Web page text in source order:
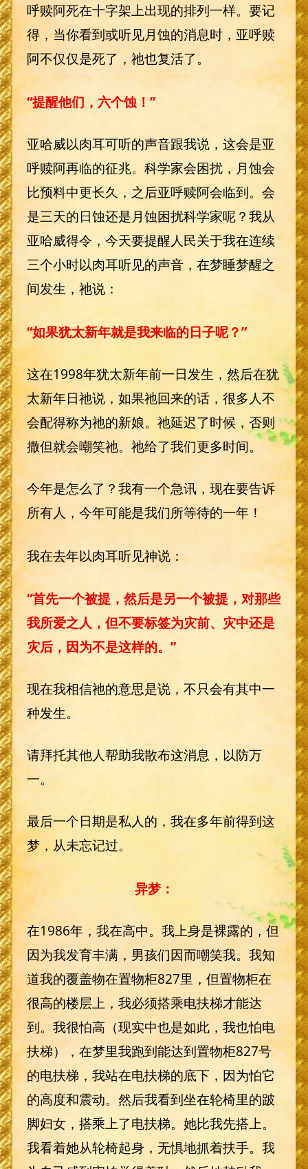
呼赎阿死在十字架上出现的排列一样。要记
得，当你看到或听见月蚀的消息时，亚呼赎
阿不仅仅是死了，祂也复活了。
“提醒他们，六个蚀！”
亚哈威以肉耳可听的声音跟我说，这会是亚
呼赎阿再临的征兆。科学家会困扰，月蚀会
比预料中更长久，之后亚呼赎阿会临到。会
是三天的日蚀还是月蚀困扰科学家呢？我从
亚哈威得令，今天要提醒人民关于我在连续
三个小时以肉耳听见的声音，在梦睡梦醒之
间发生，祂说：
“如果犹太新年就是我来临的日子呢？”
这在1998年犹太新年前一日发生，然后在犹
太新年日祂说，如果祂回来的话，很多人不
会配得称为祂的新娘。祂延迟了时候，否则
撒但就会嘲笑祂。祂给了我们更多时间。
今年是怎么了？我有一个急讯，现在要告诉
所有人，今年可能是我们所等待的一年！
我在去年以肉耳听见神说：
“首先一个被提，然后是另一个被提，对那些
我所爱之人，但不要标签为灾前、灾中还是
灾后，因为不是这样的。”
现在我相信祂的意思是说，不只会有其中一
种发生。
请拜托其他人帮助我散布这消息，以防万
一。
最后一个日期是私人的，我在多年前得到这
梦，从未忘记过。
异梦：
在1986年，我在高中。我上身是裸露的，但
因为我发育丰满，男孩们因而嘲笑我。我知
道我的覆盖物在置物柜827里，但置物柜在
很高的楼层上，我必须搭乘电扶梯才能达
到。我很怕高（现实中也是如此，我也怕电
扶梯），在梦里我跑到能达到置物柜827号
的电扶梯，我站在电扶梯的底下，因为怕它
的高度和震动。然后我看到坐在轮椅里的跛
脚妇女，搭乘上了电扶梯。她比我先搭上。
我看着她从轮椅起身，无惧地抓着扶手。我